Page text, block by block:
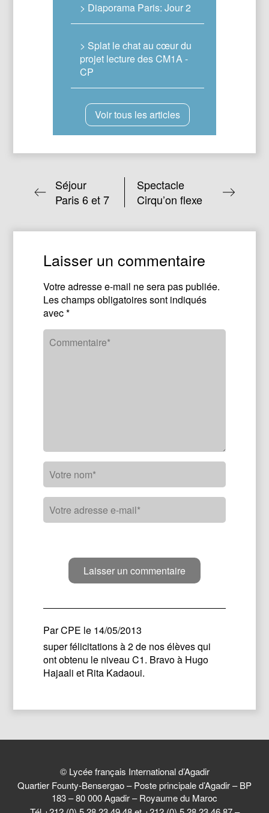
> Diaporama Paris: Jour 2
> Splat le chat au cœur du
projet lecture des CM1A -
CP
Voir tous les articles
Séjour
Paris 6 et 7
Spectacle
Cirqu’on flexe
Laisser un commentaire
Votre adresse e-mail ne sera pas publiée.
Les champs obligatoires sont indiqués
avec*
ParCPE le 14/05/2013
super félicitations à 2 de nos élèves qui
ont obtenu le niveau C1. Bravo à Hugo
Hajaali et Rita Kadaoui.
© Lycée français International d’Agadir
Quartier Founty-Bensergao – Poste principale d’Agadir – BP
183 – 80 000 Agadir – Royaume du Maroc